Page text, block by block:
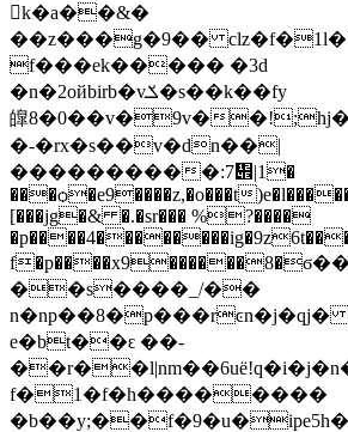
k�a��&�
��z���g�9��
f���ek����� �3d
�n�2oйbirb�vݎ�s��k��fy
皥8�0��v�9v�
�-�rx�s��v�dn��|
����������:7቎|1�
���ѻ�e9����z,�o���t
[���jg�& �.�sr��� %?����
��s����_/��
n�np��8�p���rͼn�j�qj�
e�bt��ԑ ��-
f�1�f�h��������